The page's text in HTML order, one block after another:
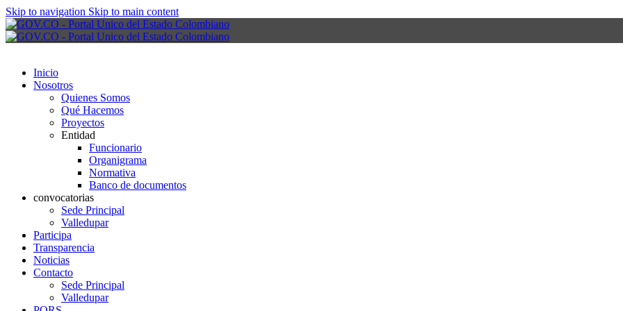
Skip to navigation Skip to main content
Inicio
Nosotros
Quienes Somos
Qué Hacemos
Proyectos
Entidad
Funcionario
Organigrama
Normativa
Banco de documentos
convocatorias
Sede Principal
Valledupar
Participa
Transparencia
Noticias
Contacto
Sede Principal
Valledupar